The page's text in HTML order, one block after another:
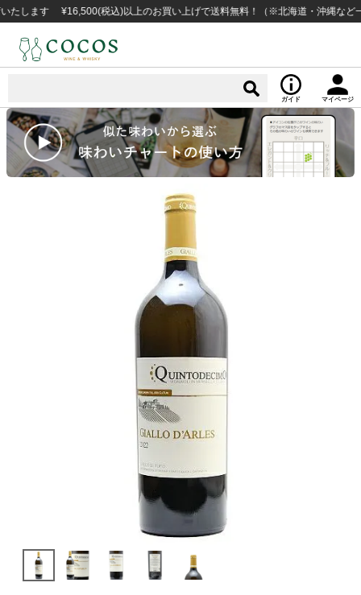
す ¥16,500(税込)以上のお買い上げで送料無料！（※北海道・沖縄など一部例
ガイド マイページ